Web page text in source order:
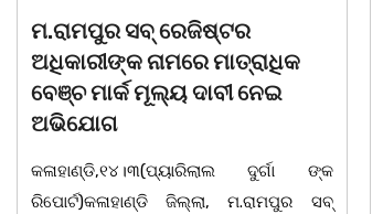
ଚିତାବାଘ ର ନଖ ଜବତ ତିନି ଯୁବକ
ଗିରଫ ଓ କୋର୍ଟ ଚାଲାଣ
କଳାହାଣ୍ଡି,୧୪|୩(ପ୍ୟାରିଲାଲ ଦୁର୍ଗା ଙ୍କ
ଶିକାର କରି ବ୍ୟବସାୟ ଚାଲୁଥିବା ସମ୍ପର୍କରେ
କୌଣସି ସୂତ୍ରରୁ ସୂଚନା ପାଇ କଳାହାଣ୍ଡି ଉତ୍ତର